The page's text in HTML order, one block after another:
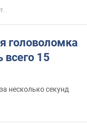
головоломка
всего 15
несколько секунд